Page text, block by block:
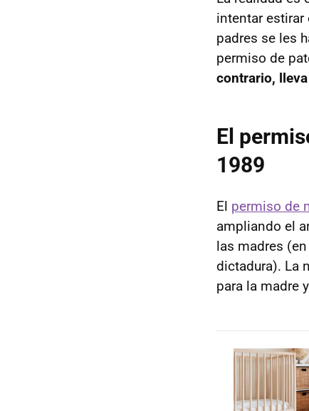
intentar
padres se les
permiso de
contrario,
El
1989
El permiso de
ampliando el
las madres
dictadura). La
para la madre